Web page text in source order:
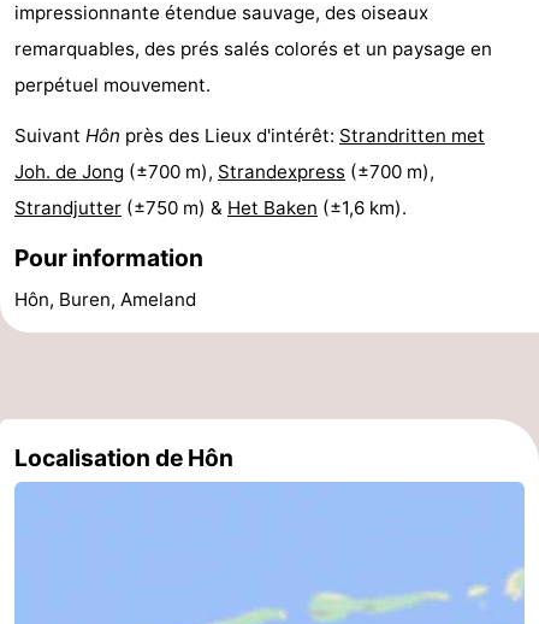
impressionnante étendue sauvage, des oiseaux
remarquables, des prés salés colorés et un paysage en
perpétuel mouvement.
Suivant Hôn près des Lieux d'intérêt: Strandritten met
Joh. de Jong (±700 m), Strandexpress (±700 m),
Strandjutter (±750 m) & Het Baken (±1,6 km).
Pour information
Hôn, Buren, Ameland
Localisation de Hôn